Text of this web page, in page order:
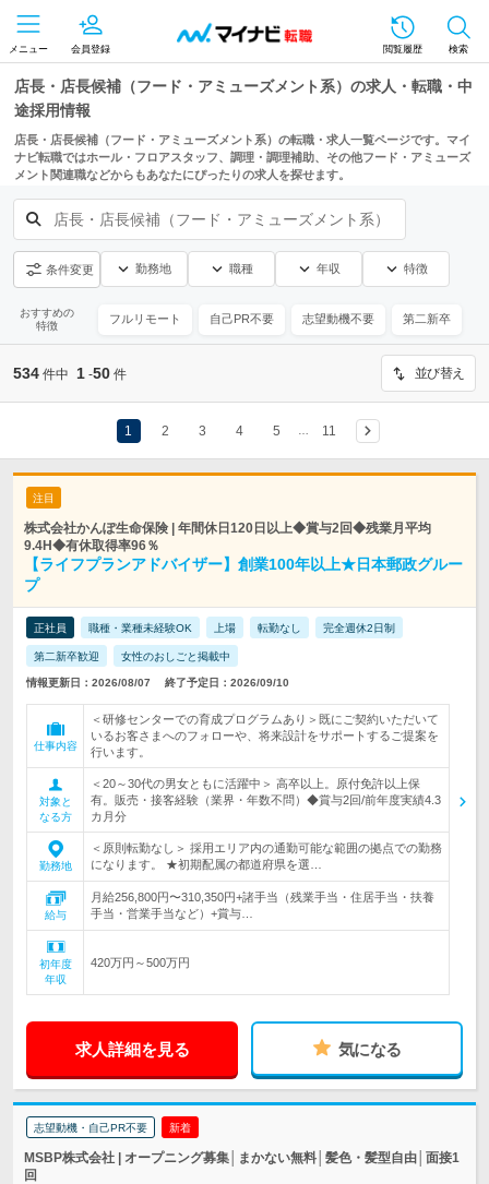
メニュー 会員登録 閲覧履歴 検索
店長・店長候補（フード・アミューズメント系）の求人・転職・中
途採用情報
店長・店長候補（フード・アミューズメント系）の転職・求人一覧ページです。マイ
ナビ転職ではホール・フロアスタッフ、調理・調理補助、その他フード・アミューズ
メント関連職などからもあなたにぴったりの求人を探せます。
店長・店長候補（フード・アミューズメント系）
条件変更 勤務地 職種 年収 特徴
おすすめの
特徴
フルリモート 自己PR不要 志望動機不要 第二新卒
534 件中 1 -50 件 並び替え
1 2 3 4 5 11
注目
株式会社かんぽ生命保険 | 年間休日120日以上◆賞与2回◆残業月平均
9.4H◆有休取得率96％
【ライフプランアドバイザー】創業100年以上★日本郵政グルー
プ
正社員 職種・業種未経験OK 上場 転勤なし 完全週休2日制
第二新卒歓迎 女性のおしごと掲載中
情報更新日：2026/08/07 終了予定日：2026/09/10
仕事内容
＜研修センターでの育成プログラムあり＞既にご契約いただいて
いるお客さまへのフォローや、将来設計をサポートするご提案を
行います。
対象と
なる方
＜20～30代の男女ともに活躍中＞ 高卒以上。原付免許以上保
有。販売・接客経験（業界・年数不問）◆賞与2回/前年度実績4.3
カ月分
勤務地
＜原則転勤なし＞ 採用エリア内の通勤可能な範囲の拠点での勤務
になります。 ★初期配属の都道府県を選…
給与
月給256,800円〜310,350円+諸手当（残業手当・住居手当・扶養
手当・営業手当など）+賞与…
初年度
年収
420万円～500万円
求人詳細を見る 気になる
志望動機・自己PR不要 新着
MSBP株式会社 | オープニング募集│まかない無料│髪色・髪型自由│面接1
回